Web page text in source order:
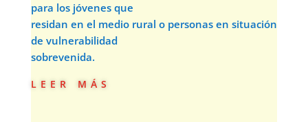
para los jóvenes que
residan en el medio rural o personas en situación
de vulnerabilidad
sobrevenida.
leer más